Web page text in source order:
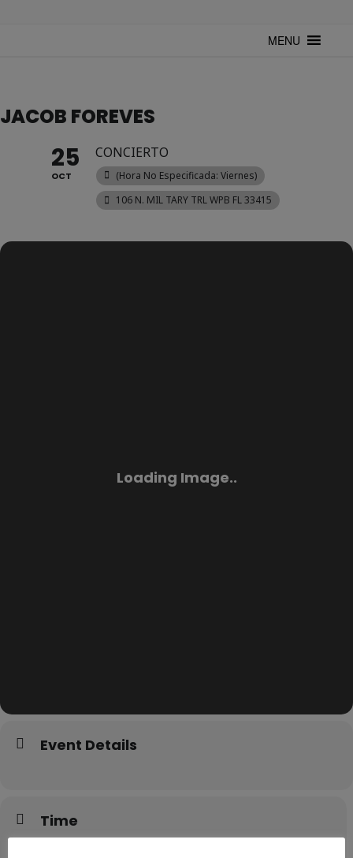
mantenerte actualizado sobre Cuba y sus artistas. Noticias, eventos y
MENU
JACOB FOREVES
25
OCT
CONCIERTO
(hora No Especificada: Viernes)
106 N. MIL TARY TRL WPB FL 33415
Event Details
Time